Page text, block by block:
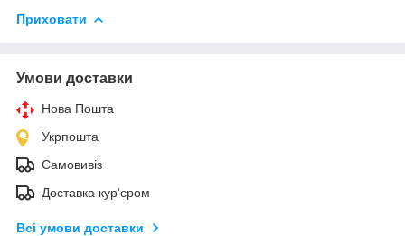
Приховати
Умови доставки
Нова Пошта
Укрпошта
Самовивіз
Доставка кур'єром
Всі умови доставки